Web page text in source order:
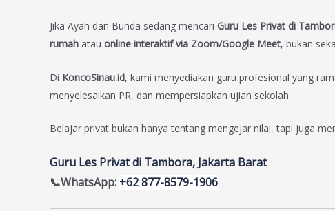
Jika Ayah dan Bunda sedang mencari Guru Les Privat di
rumah atau online interaktif via Zoom/Google Meet, bukan
Di KoncoSinau.id, kami menyediakan guru profesional yang
menyelesaikan PR, dan mempersiapkan ujian sekolah.
Belajar privat bukan hanya tentang mengejar nilai, tapi juga
Guru Les Privat di Tambora, Jakarta Barat
📞WhatsApp: +62 877-8579-1906